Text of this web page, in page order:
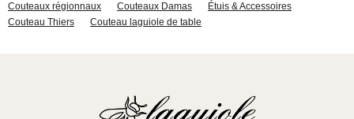
Couteaux régionnaux
Couteaux Damas
Étuis & Accessoires
Couteau Thiers
Couteau laguiole de table